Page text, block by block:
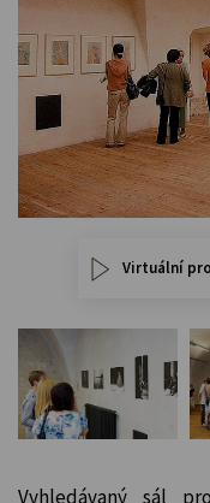
Virtuální
Vyhledávaný sál